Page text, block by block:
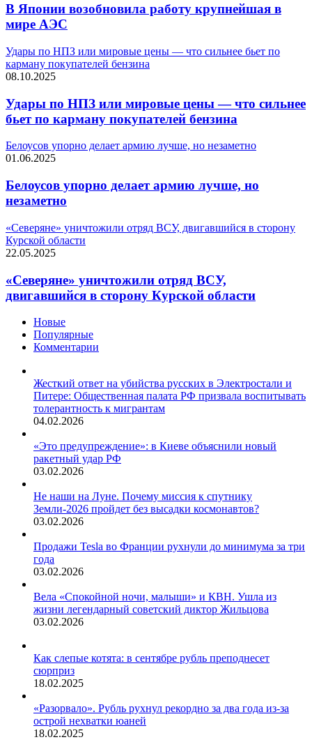
В Японии возобновила работу крупнейшая в
мире АЭС
Удары по НПЗ или мировые цены — что сильнее бьет по
карману покупателей бензина
08.10.2025
Удары по НПЗ или мировые цены — что сильнее
бьет по карману покупателей бензина
Белоусов упорно делает армию лучше, но незаметно
01.06.2025
Белоусов упорно делает армию лучше, но
незаметно
«Северяне» уничтожили отряд ВСУ, двигавшийся в сторону
Курской области
22.05.2025
«Северяне» уничтожили отряд ВСУ,
двигавшийся в сторону Курской области
Новые
Популярные
Комментарии
Жесткий ответ на убийства русских в Электростали и
Питере: Общественная палата РФ призвала воспитывать
толерантность к мигрантам
04.02.2026
«Это предупреждение»: в Киеве объяснили новый
ракетный удар РФ
03.02.2026
Не наши на Луне. Почему миссия к спутнику
Земли-2026 пройдет без высадки космонавтов?
03.02.2026
Продажи Tesla во Франции рухнули до минимума за три
года
03.02.2026
Вела «Спокойной ночи, малыши» и КВН. Ушла из
жизни легендарный советский диктор Жильцова
03.02.2026
Как слепые котята: в сентябре рубль преподнесет
сюрприз
18.02.2025
«Разорвало». Рубль рухнул рекордно за два года из-за
острой нехватки юаней
18.02.2025